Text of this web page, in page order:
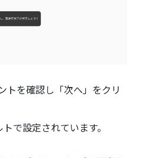
トを確認し「次へ」をクリ
で設定されています。